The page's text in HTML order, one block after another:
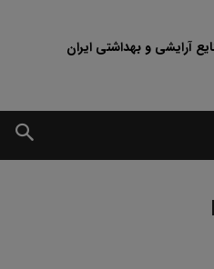
آرایشی و بهداشتی ایران